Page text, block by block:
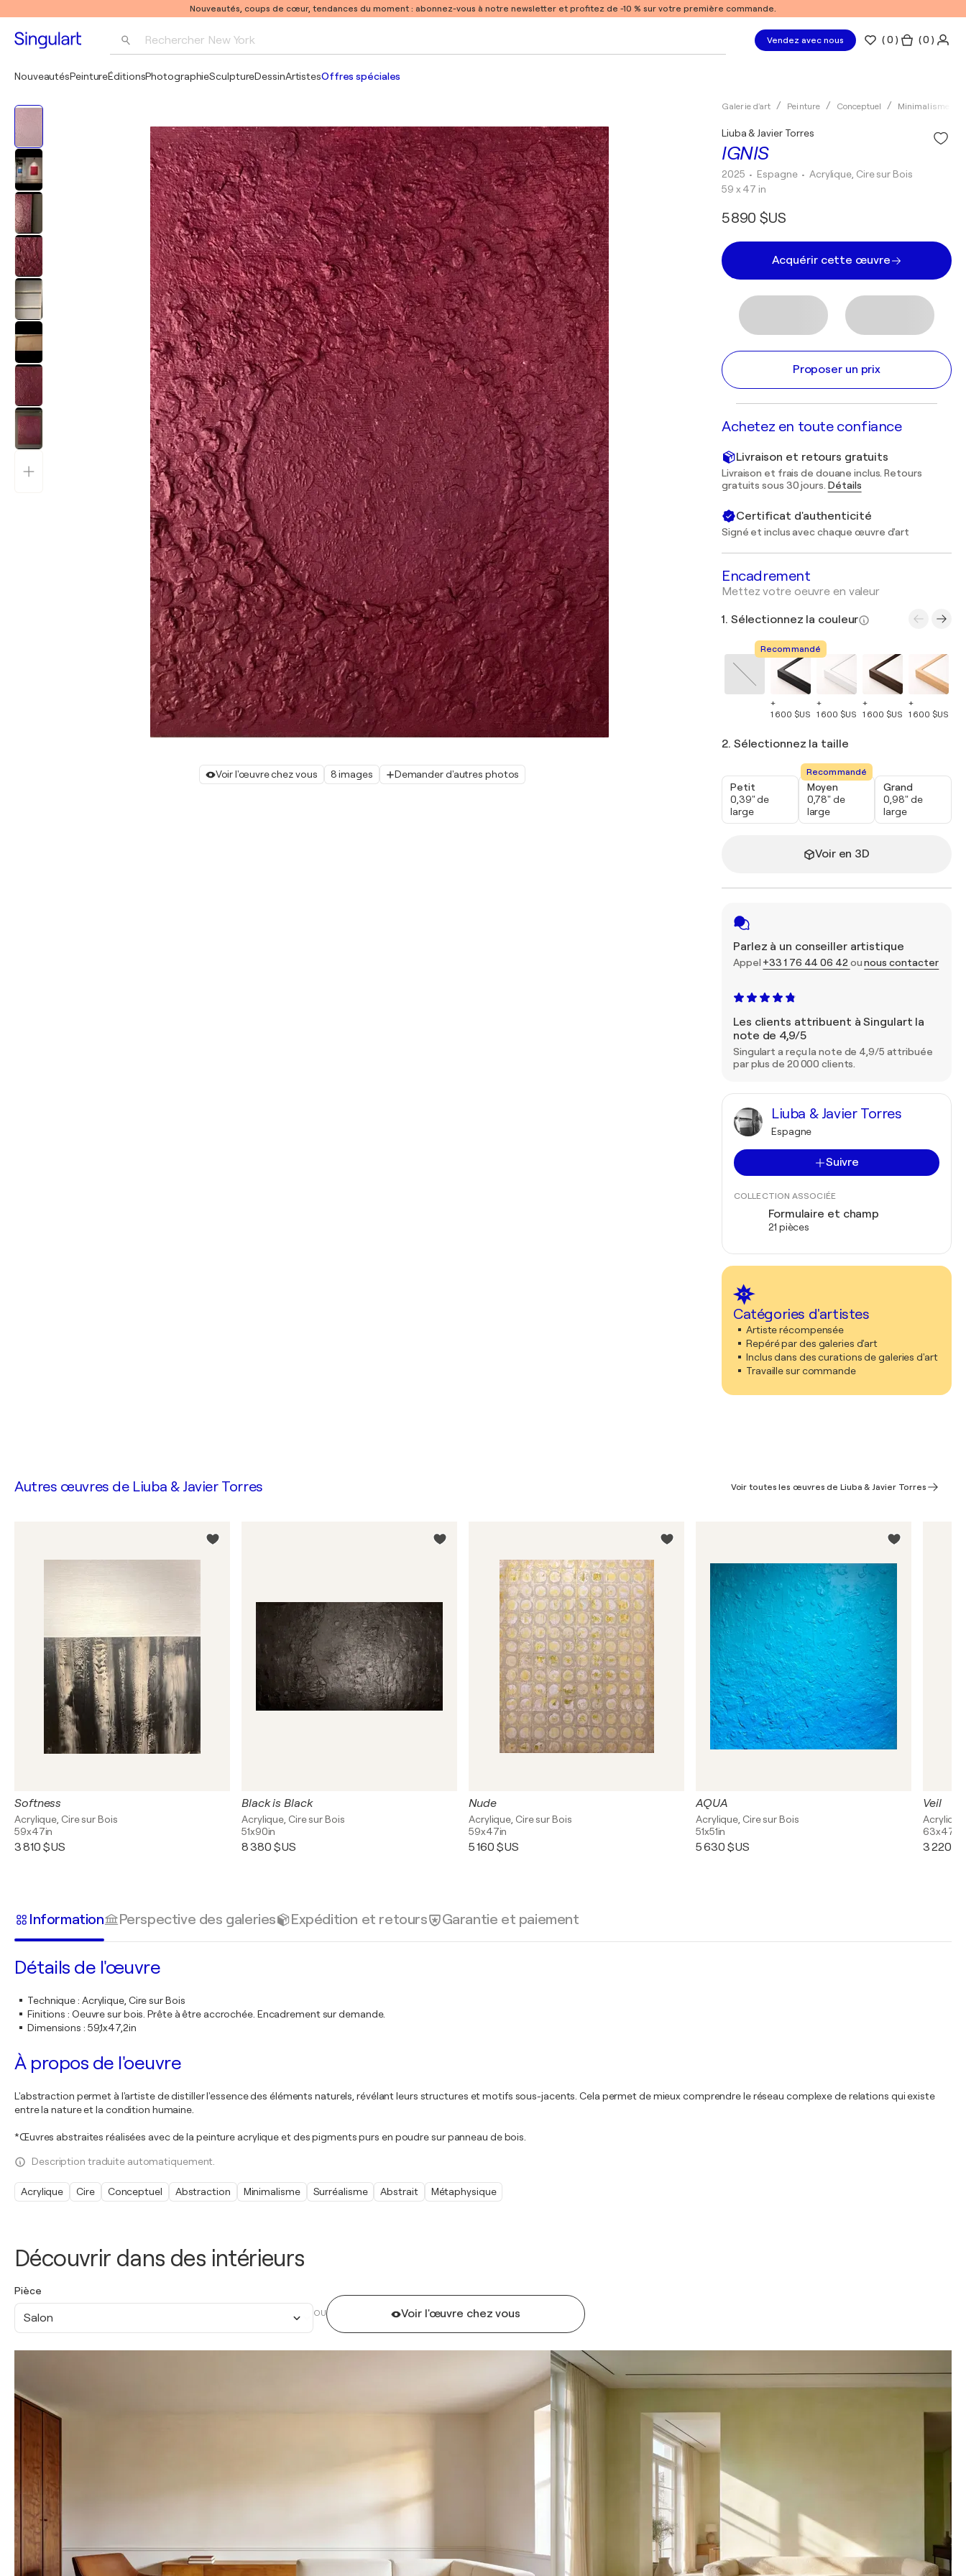
Nouveautés, coups de cœur, tendances du moment : abonnez-vous à notre newsletter et profitez de -10 % sur votre première commande.
Rechercher New York
Pablo Picasso
Vendez avec nous (0 ) ( 0 )
NouveautésPeintureÉditionsPhotographieSculptureDessinArtistesOffres spéciales
Voir l'œuvre chez vous 8 images Demander d'autres photos
Galerie d'art Peinture Conceptuel Minimalisme
IGNIS
Liuba & Javier Torres
2025 • Espagne • Acrylique, Cire sur Bois
59 x 47 in
5 890 $US
Acquérir cette œuvre
Proposer un prix
Achetez en toute confiance
Livraison et retours gratuits
Livraison et frais de douane inclus. Retours
gratuits sous 30 jours. Détails
Certificat d'authenticité
Signé et inclus avec chaque œuvre d'art
Encadrement
Mettez votre oeuvre en valeur
1. Sélectionnez la couleur
Recommandé
+
1 600 $US
+
1 600 $US
+
1 600 $US
+
1 600 $US
2. Sélectionnez la taille
Petit
0,39" de
large
Recommandé
Moyen
0,78" de
large
Grand
0,98" de
large
Voir en 3D
Parlez à un conseiller artistique
Appel +33 1 76 44 06 42 ounous contacter
Les clients attribuent à Singulart la
note de 4,9/5
Singulart a reçu la note de 4,9/5 attribuée
par plus de 20 000 clients.
Liuba & Javier Torres
Espagne
Suivre
COLLECTION ASSOCIÉE
Formulaire et champ
21 pièces
Catégories d'artistes
Artiste récompensée
Repéré par des galeries d'art
Inclus dans des curations de galeries d'art
Travaille sur commande
Découvrir dans des intérieurs
Pièce
Salon OU Voir l'œuvre chez vous
Autres œuvres de Liuba & Javier Torres Voir toutes les œuvres de Liuba & Javier Torres
Softness
Acrylique, Cire sur Bois
59x47in
3 810 $US
Black is Black
Acrylique, Cire sur Bois
51x90in
8 380 $US
Nude
Acrylique, Cire sur Bois
59x47in
5 160 $US
AQUA
Acrylique, Cire sur Bois
51x51in
5 630 $US
Veil
63x47in
3 220
Information Perspective des galeries Expédition et retours Garantie et paiement
Détails de l'œuvre
Technique: Acrylique, Cire sur Bois
Finitions : Oeuvre sur bois. Prête à être accrochée. Encadrement sur demande.
Dimensions : 59,1x47,2in
À propos de l'oeuvre
L'abstraction permet à l'artiste de distiller l'essence des éléments naturels, révélant leurs structures et motifs sous-jacents. Cela permet de mieux comprendre le réseau complexe de relations qui existe
entre la nature et la condition humaine.
*Œuvres abstraites réalisées avec de la peinture acrylique et des pigments purs en poudre sur panneau de bois.
Description traduite automatiquement.
Acrylique Cire Conceptuel Abstraction Minimalisme Surréalisme Abstrait Métaphysique